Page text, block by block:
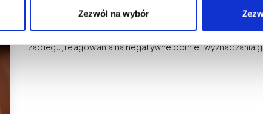
Zezwól na wybór
Dowiedz się, jak radzić sobie z trudnymi klientkami w
zabiegu, reagowania na negatywne opinie i wyznaczania